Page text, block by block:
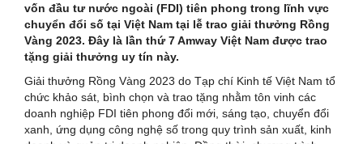
vốn đầu tư nước ngoài (FDI) tiên phong trong lĩnh vực
chuyển đổi số tại Việt Nam tại lễ trao giải thưởng Rồng
Vàng 2023. Đây là lần thứ 7 Amway Việt Nam được trao
tặng giải thưởng uy tín này.
Giải thưởng Rồng Vàng 2023 do Tạp chí Kinh tế Việt Nam tổ
chức khảo sát, bình chọn và trao tặng nhằm tôn vinh các
doanh nghiệp FDI tiên phong đổi mới, sáng tạo, chuyển đổi
xanh, ứng dụng công nghệ số trong quy trình sản xuất, kinh